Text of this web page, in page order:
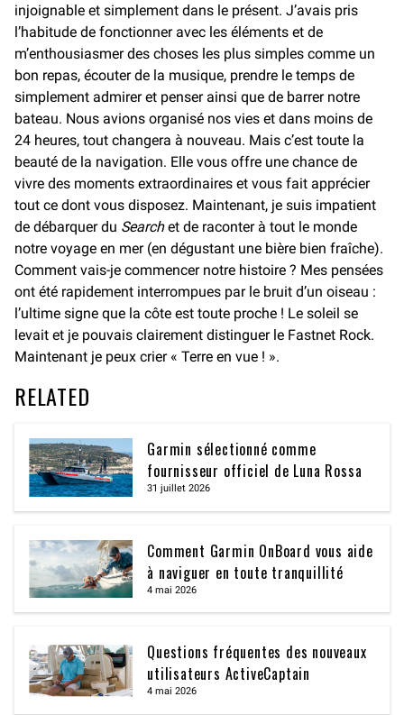
injoignable et simplement dans le présent. J’avais pris
l’habitude de fonctionner avec les éléments et de
m’enthousiasmer des choses les plus simples comme un
bon repas, écouter de la musique, prendre le temps de
simplement admirer et penser ainsi que de barrer notre
bateau. Nous avions organisé nos vies et dans moins de
24 heures, tout changera à nouveau. Mais c’est toute la
beauté de la navigation. Elle vous offre une chance de
vivre des moments extraordinaires et vous fait apprécier
tout ce dont vous disposez. Maintenant, je suis impatient
de débarquer du Searchet de raconter à tout le monde
notre voyage en mer (en dégustant une bière bien fraîche).
Comment vais-je commencer notre histoire ? Mes pensées
ont été rapidement interrompues par le bruit d’un oiseau :
l’ultime signe que la côte est toute proche ! Le soleil se
levait et je pouvais clairement distinguer le Fastnet Rock.
Maintenant je peux crier « Terre en vue ! ».
RELATED
Garmin sélectionné comme
fournisseur officiel de Luna Rossa
31 juillet 2026
Comment Garmin OnBoard vous aide
à naviguer en toute tranquillité
4 mai 2026
Questions fréquentes des nouveaux
utilisateurs ActiveCaptain
4 mai 2026